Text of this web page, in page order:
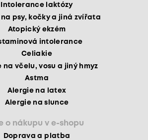
Intolerance laktózy
psy, kočky a jiná zvířata
Atopický ekzém
intolerance
Celiakie
na včelu, vosu a jiný hmyz
Astma
Alergie na latex
Alergie na slunce
o nákupu v e-shopu
Doprava a platba